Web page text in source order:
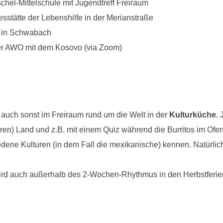
Mittelschule mit Jugendtreff Freiraum
der Lebenshilfe in der Merianstraße
Schwabach
AWO mit dem Kosovo (via Zoom)
sonst im Freiraum rund um die Welt in der Kulturküche.
Land und z.B. mit einem Quiz während die Burritos im
Kulturen (in dem Fall die mexikanische) kennen.
auch außerhalb des 2-Wochen-Rhythmus in den